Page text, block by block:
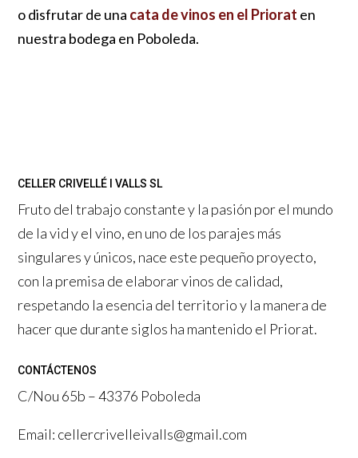
o disfrutar de una cata de vinos en el Priorat en
nuestra bodega en Poboleda.
CELLER CRIVELLÉ I VALLS SL
Fruto del trabajo constante y la pasión por el mundo
de la vid y el vino, en uno de los parajes más
singulares y únicos, nace este pequeño proyecto,
con la premisa de elaborar vinos de calidad,
respetando la esencia del territorio y la manera de
hacer que durante siglos ha mantenido el Priorat.
CONTÁCTENOS
C/Nou 65b – 43376 Poboleda
Email: cellercrivelleivalls@gmail.com